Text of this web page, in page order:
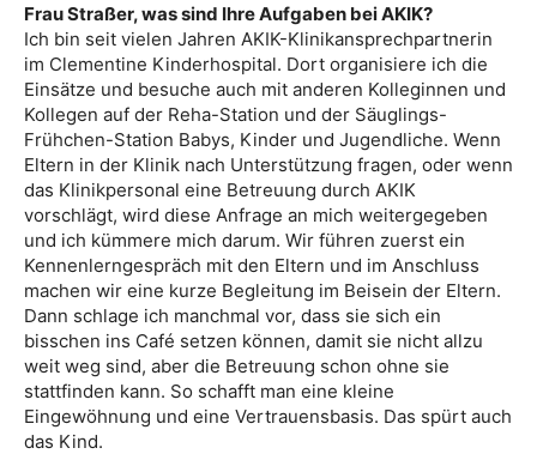
Frau Straßer, was sind Ihre Aufgaben bei AKIK?
Ich bin seit vielen Jahren AKIK-Klinikansprechpartnerin
im Clementine Kinderhospital. Dort organisiere ich die
Einsätze und besuche auch mit anderen Kolleginnen und
Kollegen auf der Reha-Station und der Säuglings-
Frühchen-Station Babys, Kinder und Jugendliche. Wenn
Eltern in der Klinik nach Unterstützung fragen, oder wenn
das Klinikpersonal eine Betreuung durch AKIK
vorschlägt, wird diese Anfrage an mich weitergegeben
und ich kümmere mich darum. Wir führen zuerst ein
Kennenlerngespräch mit den Eltern und im Anschluss
machen wir eine kurze Begleitung im Beisein der Eltern.
Dann schlage ich manchmal vor, dass sie sich ein
bisschen ins Café setzen können, damit sie nicht allzu
weit weg sind, aber die Betreuung schon ohne sie
stattfinden kann. So schafft man eine kleine
Eingewöhnung und eine Vertrauensbasis. Das spürt auch
das Kind.